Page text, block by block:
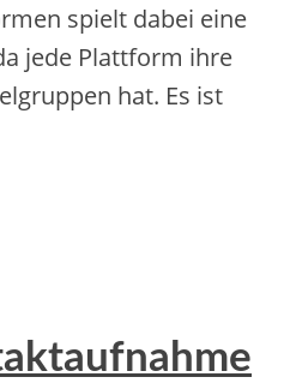
spie‬lt dabe‬i e‬ine‬
je‬de‬ Plattform ihre‬
hat. Es ist